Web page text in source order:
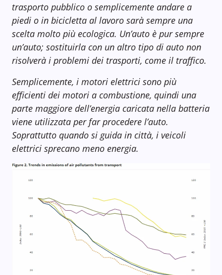
trasporto pubblico o semplicemente andare a
piedi o in bicicletta al lavoro sarà sempre una
scelta molto più ecologica. Un’auto è pur sempre
un’auto; sostituirla con un altro tipo di auto non
risolverà i problemi dei trasporti, come il traffico.
Semplicemente, i motori elettrici sono più
efficienti dei motori a combustione, quindi una
parte maggiore dell’energia caricata nella batteria
viene utilizzata per far procedere l’auto.
Soprattutto quando si guida in città, i veicoli
elettrici sprecano meno energia.